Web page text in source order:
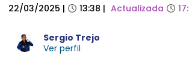
22/03/2025 | 13:38 | Actualizada
Sergio Trejo
Ver perfil